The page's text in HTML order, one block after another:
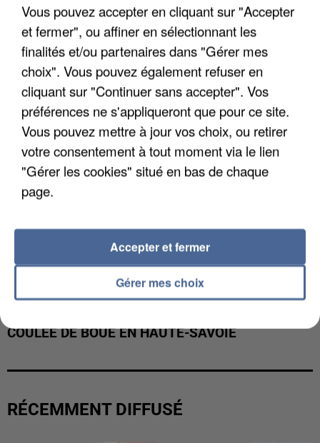
UN SECOND CADRE DE LA DZ MAFIA
INTERPELLÉ EN ALGÉRIE
COULÉE DE BOUE EN HAUTE-SAVOIE
RÉCEMMENT DIFFUSÉ
Vous pouvez accepter en cliquant sur "Accepter
et fermer", ou affiner en sélectionnant les
finalités et/ou partenaires dans "Gérer mes
choix". Vous pouvez également refuser en
cliquant sur "Continuer sans accepter". Vos
préférences ne s'appliqueront que pour ce site.
Vous pouvez mettre à jour vos choix, ou retirer
votre consentement à tout moment via le lien
"Gérer les cookies" situé en bas de chaque
page.
Gérer mes choix
Accepter et fermer